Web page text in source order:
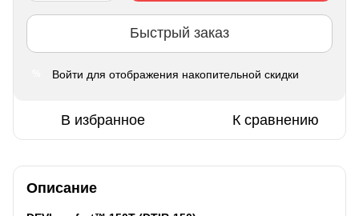
Быстрый заказ
Войти для отображения накопительной скидки
В избранное К сравнению
Описание